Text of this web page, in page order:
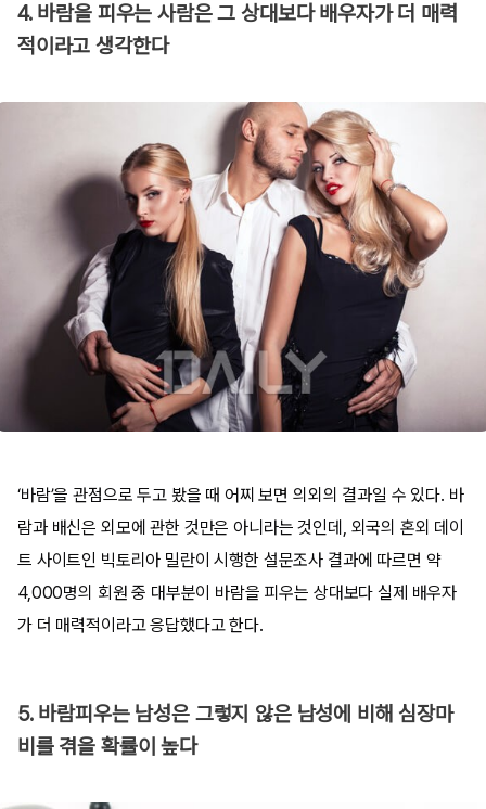
4. 바람을 피우는 사람은 그 상대보다 배우자가 더 매력
적이라고 생각한다
‘바람’을 관점으로 두고 봤을 때 어찌 보면 의외의 결과일 수 있다. 바
람과 배신은 외모에 관한 것만은 아니라는 것인데, 외국의 혼외 데이
트 사이트인 빅토리아 밀란이 시행한 설문조사 결과에 따르면 약
4,000명의 회원 중 대부분이 바람을 피우는 상대보다 실제 배우자
가 더 매력적이라고 응답했다고 한다.
5. 바람피우는 남성은 그렇지 않은 남성에 비해 심장마
비를 겪을 확률이 높다